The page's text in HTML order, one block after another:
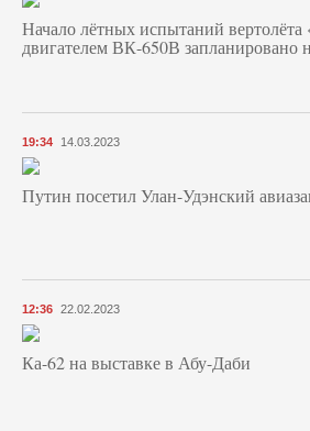
Начало лётных испытаний вертолёта
двигателем ВК-650В запланировано
19:34 14.03.2023
Путин посетил Улан-Удэнский
12:36 22.02.2023
Ка-62 на выставке в Абу-Даби